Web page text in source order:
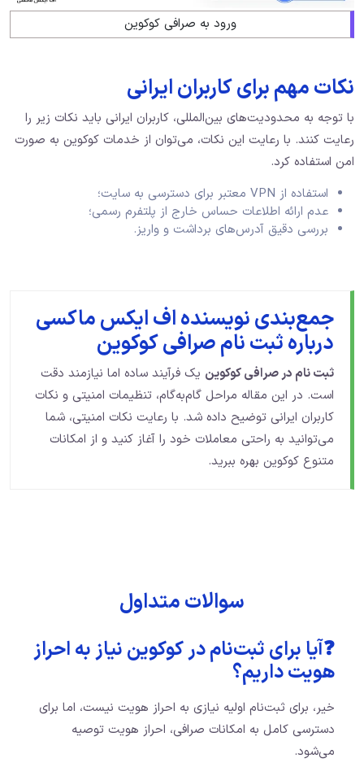
ورود به صرافی کوکوین
نکات مهم برای کاربران ایرانی
با توجه به محدودیت‌های بین‌المللی، کاربران ایرانی باید نکات زیر را
رعایت کنند. با رعایت این نکات، می‌توان از خدمات کوکوین به صورت
امن استفاده کرد.
استفاده از VPN معتبر برای دسترسی به سایت؛
عدم ارائه اطلاعات حساس خارج از پلتفرم رسمی؛
بررسی دقیق آدرس‌های برداشت و واریز.
جمع‌بندی نویسنده اف ایکس ماکسی
درباره ثبت نام صرافی کوکوین
ثبت نام در صرافی کوکوین یک فرآیند ساده اما نیازمند دقت
است. در این مقاله مراحل گام‌به‌گام، تنظیمات امنیتی و نکات
کاربران ایرانی توضیح داده شد. با رعایت نکات امنیتی، شما
می‌توانید به راحتی معاملات خود را آغاز کنید و از امکانات
متنوع کوکوین بهره ببرید.
سوالات متداول
❓آیا برای ثبت‌نام در کوکوین نیاز به احراز
هویت داریم؟
خیر، برای ثبت‌نام اولیه نیازی به احراز هویت نیست، اما برای
دسترسی کامل به امکانات صرافی، احراز هویت توصیه
می‌شود.